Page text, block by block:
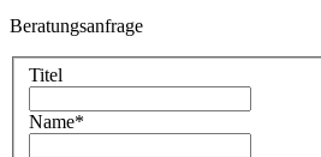
Beratungsanfrage
Titel
Name*